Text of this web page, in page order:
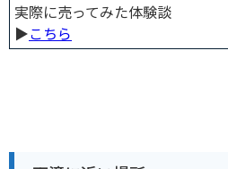
実際に売ってみた体験談
▶︎こちら